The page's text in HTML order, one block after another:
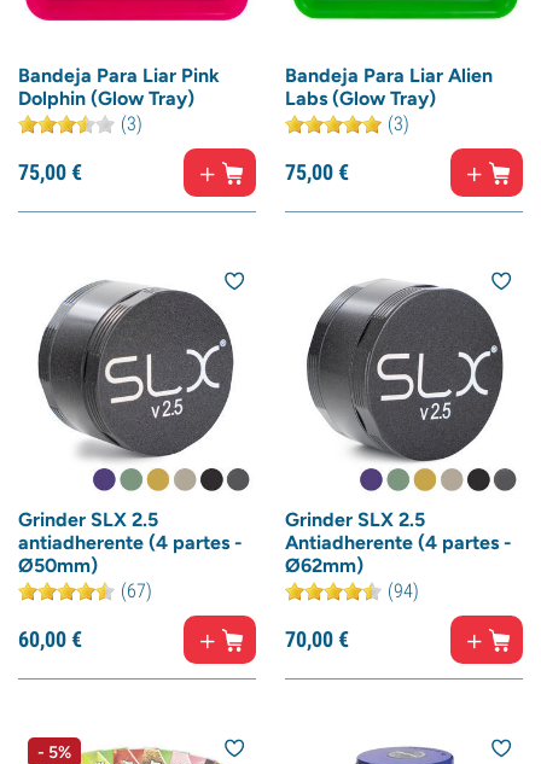
Bandeja Para Liar Pink
Dolphin (Glow Tray)
(3)
75,00€
Bandeja Para Liar Alien
Labs (Glow Tray)
(3)
75,00€
Grinder SLX 2.5
antiadherente (4 partes -
Ø50mm)
(67)
60,00€
Grinder SLX 2.5
Antiadherente (4 partes -
Ø62mm)
(94)
70,00€
- 5%